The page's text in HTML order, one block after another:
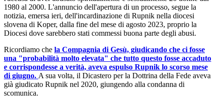
1980 al 2000. L'annuncio dell'apertura di un processo, segue la
notizia, emersa ieri, dell'incardinazione di Rupnik nella diocesi
slovena di Koper, dalla fine del mese di agosto 2023, proprio la
Diocesi dove sarebbero stati commessi buona parte degli abusi.
Ricordiamo che la Compagnia di Gesù, giudicando che ci fosse
una "probabilità molto elevata" che tutto questo fosse accaduto
e corrispondesse a verità, aveva espulso Rupnik lo scorso mese
di giugno. A sua volta, il Dicastero per la Dottrina della Fede aveva
già giudicato Rupnik nel 2020, giungendo alla condanna di
scomunica.